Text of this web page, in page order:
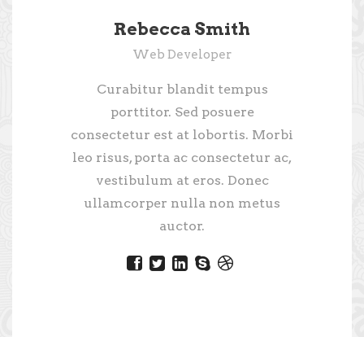
Rebecca Smith
Web Developer
Curabitur blandit tempus
porttitor. Sed posuere
consectetur est at lobortis. Morbi
leo risus, porta ac consectetur ac,
vestibulum at eros. Donec
ullamcorper nulla non metus
auctor.